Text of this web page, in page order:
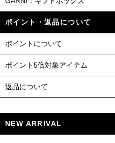
ポイント・返品について
ポイントについて
ポイント5倍対象アイテム
返品について
NEW ARRIVAL